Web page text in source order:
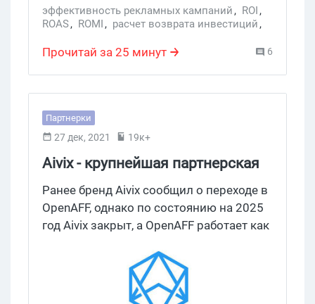
Погнали!
эффективность рекламных кампаний, ROI,
ROAS, ROMI, расчет возврата инвестиций,
return on ad spend,roas return on ad
Прочитай за 25 минут 6
Партнерки
27 дек, 2021 19к+
Aivix - крупнейшая партнерская
программа финансовой
вертикали
Ранее бренд Aivix сообщил о переходе в
OpenAFF, однако по состоянию на 2025
год Aivix закрыт, а OpenAFF работает как
имеющий с ним связи. Привет, котаны!
Сегодня в нашем обзоре Aivix,
партнерская программа с